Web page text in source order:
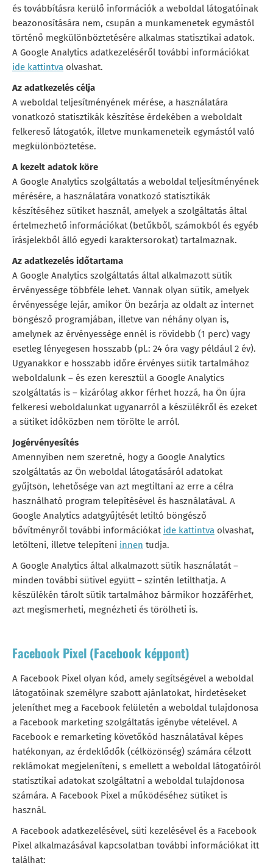
és továbbításra kerülő információk a weboldal látogatóinak
beazonosítására nem, csupán a munkamenetek egymástól
történő megkülönböztetésére alkalmas statisztikai adatok.
A Google Analytics adatkezeléséről további információkat
ide kattintva olvashat.
Az adatkezelés célja
A weboldal teljesítményének mérése, a használatára
vonatkozó statisztikák készítése érdekében a weboldalt
felkereső látogatók, illetve munkameneteik egymástól való
megkülönböztetése.
A kezelt adatok köre
A Google Analytics szolgáltatás a weboldal teljesítményének
mérésére, a használatára vonatkozó statisztikák
készítéséhez sütiket használ, amelyek a szolgáltatás által
értelmezhető információkat (betűkből, számokból és egyéb
írásjelekből álló egyedi karaktersorokat) tartalmaznak.
Az adatkezelés időtartama
A Google Analytics szolgáltatás által alkalmazott sütik
érvényessége többféle lehet. Vannak olyan sütik, amelyek
érvényessége lejár, amikor Ön bezárja az oldalt az internet
böngésző programjában, illetve van néhány olyan is,
amelynek az érvényessége ennél is rövidebb (1 perc) vagy
esetleg lényegesen hosszabb (pl.: 24 óra vagy például 2 év).
Ugyanakkor e hosszabb időre érvényes sütik tartalmához
weboldalunk – és ezen keresztül a Google Analytics
szolgáltatás is – kizárólag akkor férhet hozzá, ha Ön újra
felkeresi weboldalunkat ugyanarról a készülékről és ezeket
a sütiket időközben nem törölte le arról.
Jogérvényesítés
Amennyiben nem szeretné, hogy a Google Analytics
szolgáltatás az Ön weboldal látogatásáról adatokat
gyűjtsön, lehetősége van azt megtiltani az erre a célra
használható program telepítésével és használatával. A
Google Analytics adatgyűjtését letiltó böngésző
bővítményről további információkat ide kattintva olvashat,
letölteni, illetve telepíteni innen tudja.
A Google Analytics által alkalmazott sütik használatát –
minden további sütivel együtt – szintén letilthatja. A
készülékén tárolt sütik tartalmához bármikor hozzáférhet,
azt megismerheti, megnézheti és törölheti is.
Facebook Pixel (Facebook képpont)
A Facebook Pixel olyan kód, amely segítségével a weboldal
látogatóinak személyre szabott ajánlatokat, hirdetéseket
jeleníthet meg a Facebook felületén a weboldal tulajdonosa
a Facebook marketing szolgáltatás igénybe vételével. A
Facebook e remarketing követőkód használatával képes
hatékonyan, az érdeklődők (célközönség) számára célzott
reklámokat megjeleníteni, s emellett a weboldal látogatóiról
statisztikai adatokat szolgáltatni a weboldal tulajdonosa
számára. A Facebook Pixel a működéséhez sütiket is
használ.
A Facebook adatkezelésével, süti kezelésével és a Facebook
Pixel alkalmazásával kapcsolatban további információkat itt
találhat: